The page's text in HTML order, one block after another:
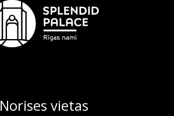
Norises vietas